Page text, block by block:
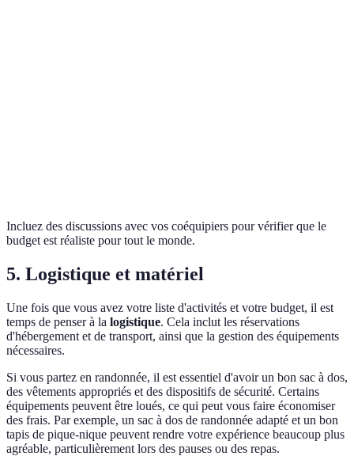
Incluez des discussions avec vos coéquipiers pour vérifier que le
budget est réaliste pour tout le monde.
5. Logistique et matériel
Une fois que vous avez votre liste d'activités et votre budget, il est
temps de penser à la logistique. Cela inclut les réservations
d'hébergement et de transport, ainsi que la gestion des équipements
nécessaires.
Si vous partez en randonnée, il est essentiel d'avoir un bon sac à dos,
des vêtements appropriés et des dispositifs de sécurité. Certains
équipements peuvent être loués, ce qui peut vous faire économiser
des frais. Par exemple, un sac à dos de randonnée adapté et un bon
tapis de pique-nique peuvent rendre votre expérience beaucoup plus
agréable, particulièrement lors des pauses ou des repas.